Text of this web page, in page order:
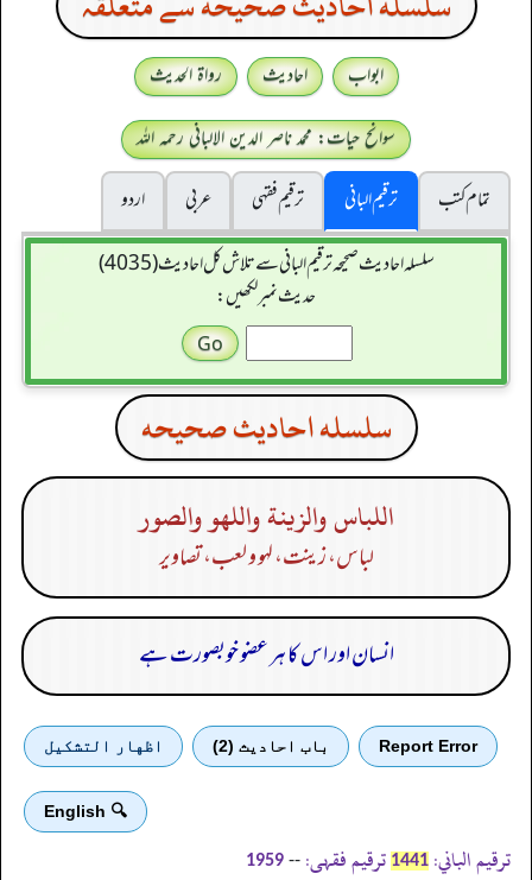
ابواب احادیث
رواۃ الحدیث
سوانح حیات: محمد ناصر الدین الالبانی رحمہ اللہ
تمام کتب
ترقیم البانی ترقيم فقہی عربی
اردو
سلسله احاديث صحيحه ترقیم البانی سے تلاش کل احادیث (4035)
حدیث نمبر لکھیں:
سلسله احاديث صحيحه
اللباس والزينة واللهو والصور
لباس، زینت، لہو و لعب، تصاویر
انسان اور اس کا ہر عضو خوبصورت ہے
Report Error باب احادیث (2) اظهار التشكيل
🔍 English
ترقیم الباني: 1441 ترقیم فقہی: --
1959